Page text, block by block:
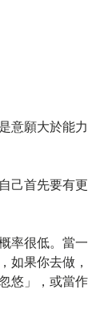
意願大於能力
己首先要有更
率很低。當一
如果你去做，
悠」，或當作